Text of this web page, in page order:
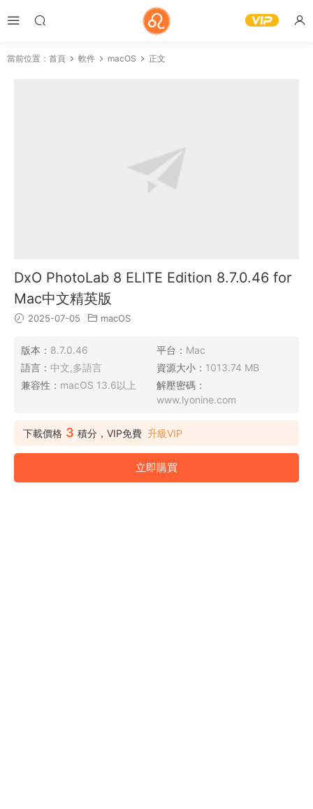
當前位置： 首頁 軟件 macOS 正文
DxO PhotoLab 8 ELITE Edition 8.7.0.46 for
Mac中文精英版
2025-07-05 macOS
版本： 8.7.0.46 平台： Mac
語言： 中文,多語言 資源大小： 1013.74 MB
兼容性： macOS 13.6以上
解壓密碼：
www.lyonine.com
下載價格 3 積分，VIP免費 升級VIP
立即購買